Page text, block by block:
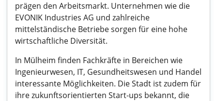
prägen den Arbeitsmarkt. Unternehmen wie die
EVONIK Industries AG und zahlreiche
mittelständische Betriebe sorgen für eine hohe
wirtschaftliche Diversität.
In Mülheim finden Fachkräfte in Bereichen wie
Ingenieurwesen, IT, Gesundheitswesen und Handel
interessante Möglichkeiten. Die Stadt ist zudem für
ihre zukunftsorientierten Start-ups bekannt, die